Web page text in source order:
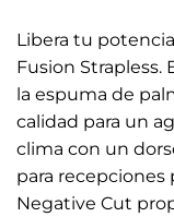
Libera tu
Fusion
la espuma de
calidad para un
clima con un
para
Negative Cut